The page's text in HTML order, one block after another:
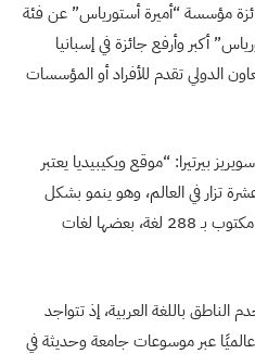
مؤسسة “أميرة أستورياس” عن فئة
أكبر وأرفع جائزة في إسبانيا
الدولي تقدم للأفراد أو المؤسسات
بيرتيرا: “موقع ويكيبيديا يعتبر
تزار في العالم، وهو ينمو بشكل
مستمر مع أكثر من 37 مليون مقال مكتوب بـ 288 لغة، بعضها لغات
الناطق باللغة العربية، إذ تتواجد
عبر موسوعات جامعة وحديثة في